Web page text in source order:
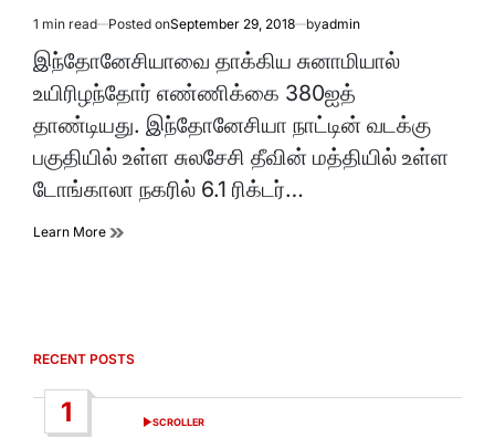
Estimated
read
time
1 min read Posted onSeptember 29, 2018 byadmin
இந்தோனேசியாவை தாக்கிய சுனாமியால்
உயிரிழந்தோர் எண்ணிக்கை 380ஐத்
தாண்டியது. இந்தோனேசியா நாட்டின் வடக்கு
பகுதியில் உள்ள சுலசேசி தீவின் மத்தியில் உள்ள
டோங்காலா நகரில் 6.1 ரிக்டர்…
Learn More
RECENT POSTS
1
POSTED
SCROLLER